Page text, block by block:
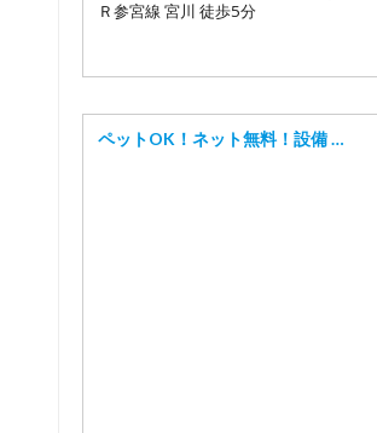
Ｒ参宮線 宮川 徒歩5分
ペットOK！ネット無料！設備 …